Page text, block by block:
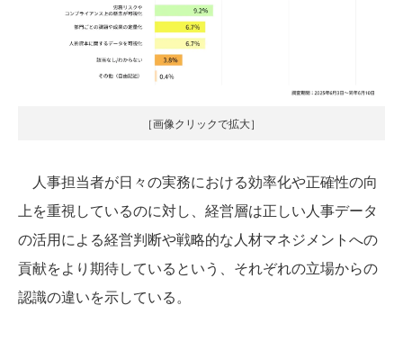
［画像クリックで拡大］
人事担当者が日々の実務における効率化や正確性の向
上を重視しているのに対し、経営層は正しい人事データ
の活用による経営判断や戦略的な人材マネジメントへの
貢献をより期待しているという、それぞれの立場からの
認識の違いを示している。